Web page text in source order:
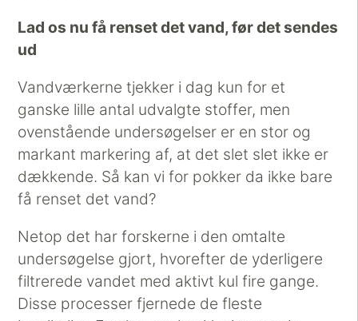
Lad os nu få renset det vand, før det sendes
ud
Vandværkerne tjekker i dag kun for et
ganske lille antal udvalgte stoffer, men
ovenstående undersøgelser er en stor og
markant markering af, at det slet slet ikke er
dækkende. Så kan vi for pokker da ikke bare
få renset det vand?
Netop det har forskerne i den omtalte
undersøgelse gjort, hvorefter de yderligere
filtrerede vandet med aktivt kul fire gange.
Disse processer fjernede de fleste